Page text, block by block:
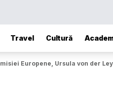
Travel Cultură
Europene, Ursula von der